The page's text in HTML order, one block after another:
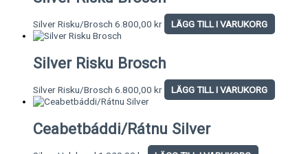
Silver Risku/Brosch 6.800,00 kr LÄGG TILL I VARUKORG
Silver Risku Brosch
Silver Risku/Brosch 6.800,00 kr LÄGG TILL I VARUKORG
Ceabetbáddi/Rátnu Silver